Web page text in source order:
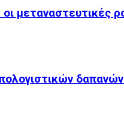
μεταναστευτικές